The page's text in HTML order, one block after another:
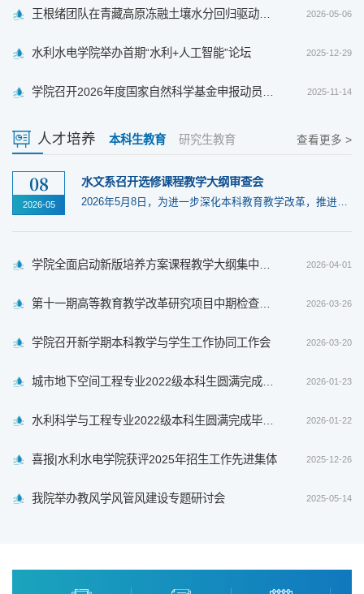
王根绪团队在青藏高原冻融土壤水分回归驱动春季物候研究方面取得重要进展 2026-05-06
水利水电学院举办首期“水利+人工智能”论坛 2025-12-29
学院召开2026年度国家自然科学基金申报动员与交流会 2025-11-14
人才培养 本科生教育 研究生教育 查看更多 >
08
2026-05
水文系召开选修课程教学大纲审查会
2026年5月8日，为进一步深化本科教育教学改革，推进专业建设与改革，在学院集中召...
2026-04-01
2026-03-26
学院召开新学期本科教学与学生工作协同工作会 2026-03-20
2026-01-23
2026-01-22
喜报|水利水电学院获评2025年招生工作先进集体 2025-12-26
我院举办教风学风管风建设专题研讨会 2025-05-14